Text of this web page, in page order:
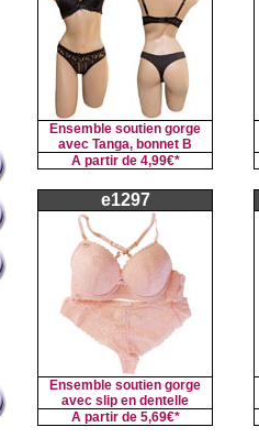
Ensemble soutien gorge
avec Tanga, bonnet B
A partir de 4,99€*
e1297
Ensemble soutien gorge
avec slip en dentelle
A partir de 5,69€*